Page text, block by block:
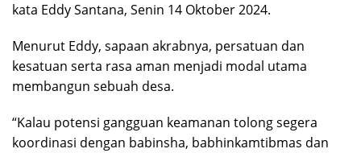
kata Eddy Santana, Senin 14 Oktober 2024.
Menurut Eddy, sapaan akrabnya, persatuan dan
kesatuan serta rasa aman menjadi modal utama
membangun sebuah desa.
“Kalau potensi gangguan keamanan tolong segera
koordinasi dengan babinsha, babhinkamtibmas dan